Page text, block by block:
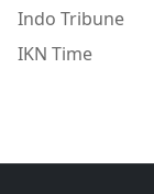
Indo Tribune
IKN Time